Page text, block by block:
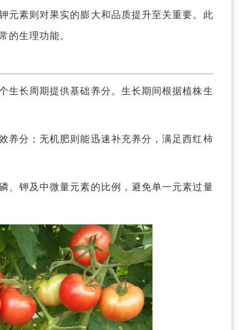
元素则对果实的膨大和品质提升至关重要。此
的生理功能。
长周期提供基础养分。生长期间根据植株生
分；无机肥则能迅速补充养分，满足西红柿
钾及中微量元素的比例，避免单一元素过量